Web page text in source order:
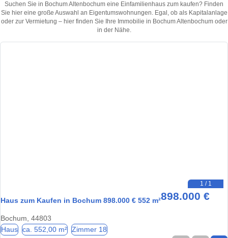
Suchen Sie in Bochum Altenbochum eine Einfamilienhaus zum kaufen? Finden
Sie hier eine große Auswahl an Eigentumswohnungen. Egal, ob als Kapitalanlage
oder zur Vermietung – hier finden Sie Ihre Immobilie in Bochum Altenbochum oder
in der Nähe.
1 / 1
Haus zum Kaufen in Bochum 898.000 € 552 m²898.000 €
Bochum, 44803
Haus ca. 552,00 m² Zimmer 18